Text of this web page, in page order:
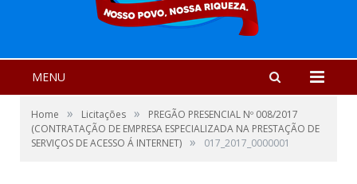
MENU
Home » Licitações »
PREGÃO PRESENCIAL Nº 008/2017
(CONTRATAÇÃO DE EMPRESA ESPECIALIZADA NA PRESTAÇÃO DE
SERVIÇOS DE ACESSO Á INTERNET) » 017_2017_0000001